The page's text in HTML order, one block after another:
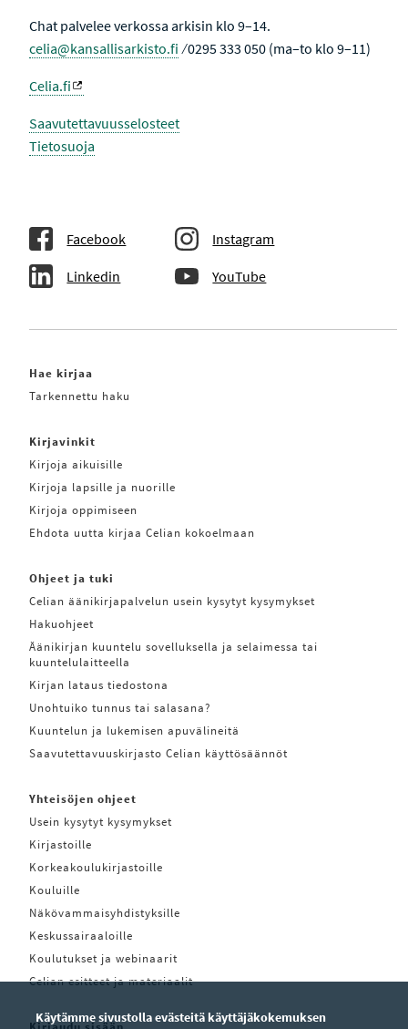
Chat palvelee verkossa arkisin klo 9–14.
celia@kansallisarkisto.fi ⁄ 0295 333 050 (ma–to klo 9–11)
Celia.fi
Saavutettavuusselosteet
Tietosuoja
Facebook Instagram
Linkedin YouTube
Hae kirjaa
Tarkennettu haku
Kirjavinkit
Kirjoja aikuisille
Kirjoja lapsille ja nuorille
Kirjoja oppimiseen
Ehdota uutta kirjaa Celian kokoelmaan
Ohjeet ja tuki
Celian äänikirjapalvelun usein kysytyt kysymykset
Hakuohjeet
Äänikirjan kuuntelu sovelluksella ja selaimessa tai
kuuntelulaitteella
Kirjan lataus tiedostona
Unohtuiko tunnus tai salasana?
Kuuntelun ja lukemisen apuvälineitä
Saavutettavuuskirjasto Celian käyttösäännöt
Yhteisöjen ohjeet
Usein kysytyt kysymykset
Kirjastoille
Korkeakoulukirjastoille
Kouluille
Näkövammaisyhdistyksille
Keskussairaaloille
Koulutukset ja webinaarit
Celian esitteet ja materiaalit
Käytämme sivustolla evästeitä käyttäjäkokemuksen